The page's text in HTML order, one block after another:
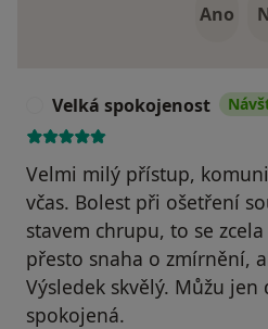
Ano
Velká spokojenost
Velmi milý přístup,
včas. Bolest při ošetření
stavem chrupu, to se
přesto snaha o zmírnění,
Výsledek skvělý. Můžu
spokojená.